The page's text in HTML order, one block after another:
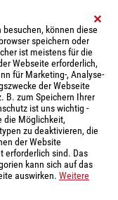
besuchen, können diese
speichern oder
ist meistens für die
Webseite erforderlich,
für Marketing-, Analyse-
der Webseite
B. zum Speichern Ihrer
ist uns wichtig -
die Möglichkeit,
zu deaktivieren, die
der Website
erforderlich sind. Das
kann sich auf das
auswirken. Weitere